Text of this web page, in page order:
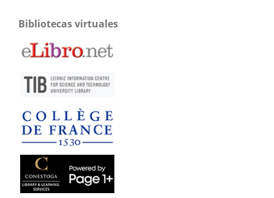
Bibliotecas virtuales